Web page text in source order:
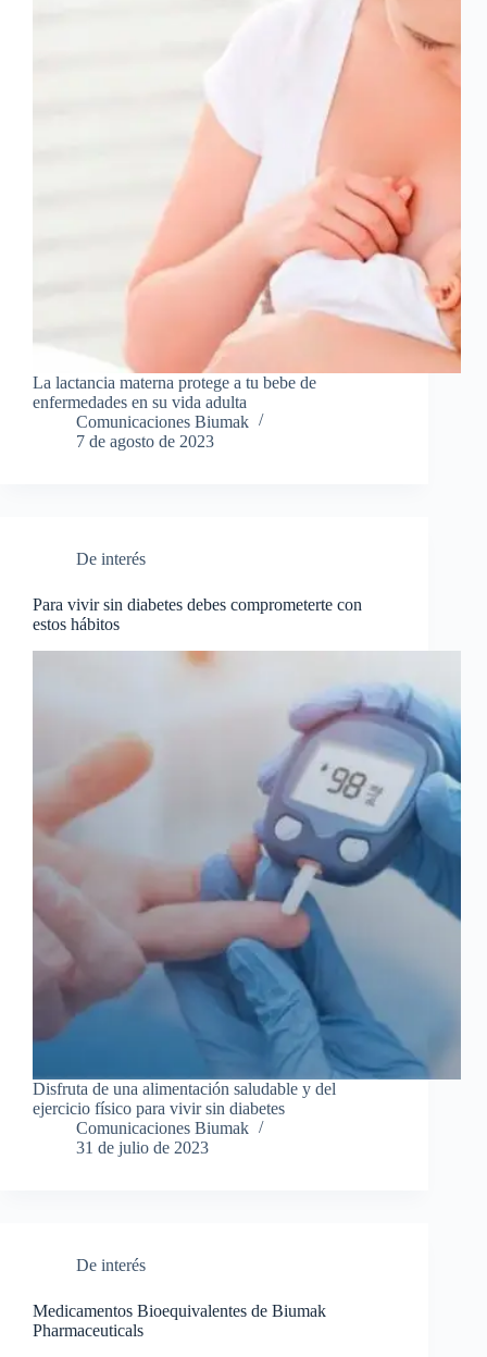
La lactancia materna protege a tu bebe de
enfermedades en su vida adulta
Comunicaciones Biumak
7 de agosto de 2023
De interés
Para vivir sin diabetes debes comprometerte con
estos hábitos
Disfruta de una alimentación saludable y del
ejercicio físico para vivir sin diabetes
Comunicaciones Biumak
31 de julio de 2023
De interés
Medicamentos Bioequivalentes de Biumak
Pharmaceuticals